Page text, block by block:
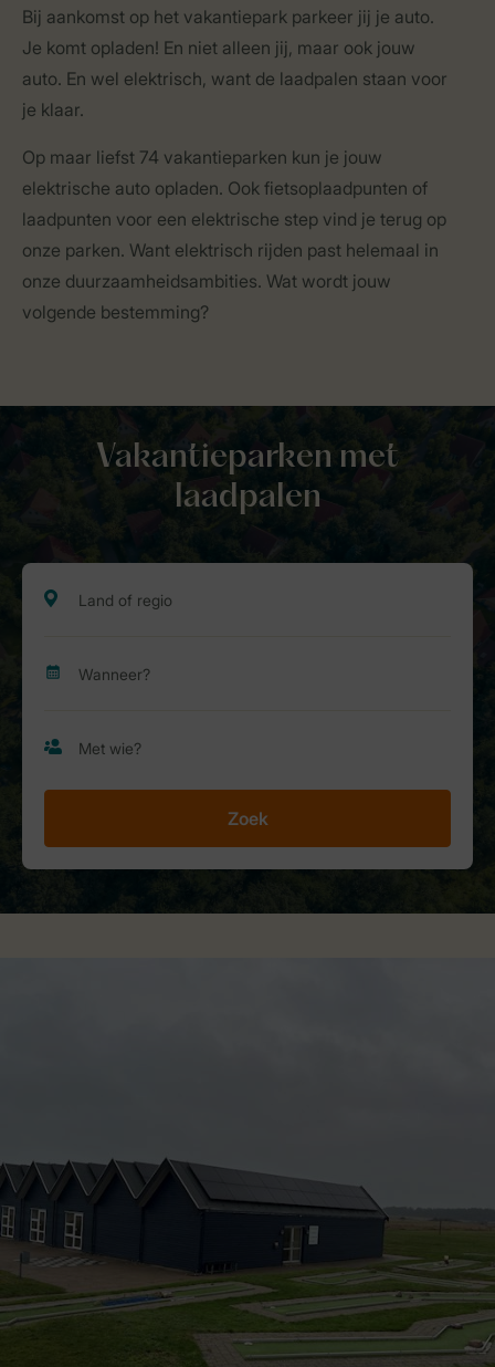
Bij aankomst op het vakantiepark parkeer jij je auto.
Je komt opladen! En niet alleen jij, maar ook jouw
auto. En wel elektrisch, want de laadpalen staan voor
je klaar.
Op maar liefst 74 vakantieparken kun je jouw
elektrische auto opladen. Ook fietsoplaadpunten of
laadpunten voor een elektrische step vind je terug op
onze parken. Want elektrisch rijden past helemaal in
onze duurzaamheidsambities. Wat wordt jouw
volgende bestemming?
Vakantieparken met
laadpalen
Zoek